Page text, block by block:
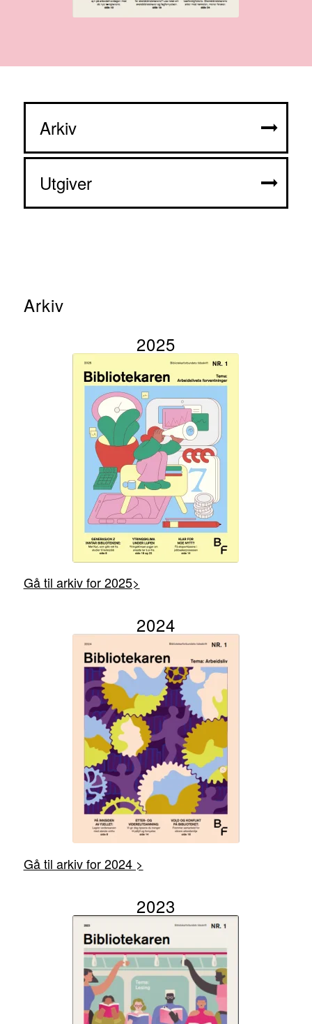
Arkiv
Utgiver
Arkiv
2025
Gå til arkiv for 2025>
2024
Gå til arkiv for 2024 >
2023